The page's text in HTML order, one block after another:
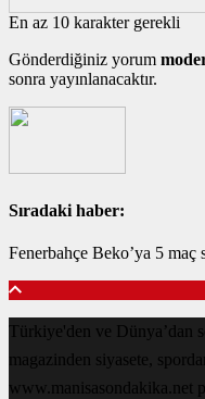
En az 10 karakter gerekli
Gönderdiğiniz yorum
sonra yayınlanacaktır.
Sıradaki haber:
Fenerbahçe Beko’ya 5 maç
Türkiye'den ve Dünya’dan
magazinden siyasete,
www.manisasondakika.net